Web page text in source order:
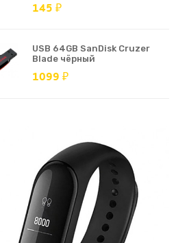
145 ₽
USB 64GB SanDisk Cruzer
Blade чёрный
1099 ₽